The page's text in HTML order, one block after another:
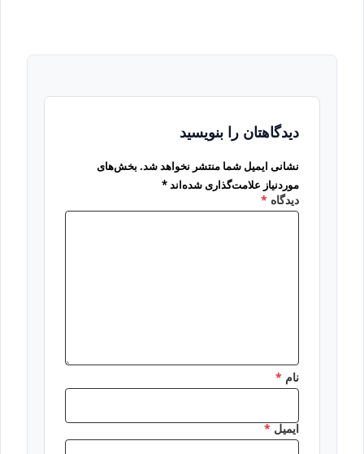
دیدگاهتان را بنویسید
نشانی ایمیل شما منتشر نخواهد شد. بخش‌های
موردنیاز علامت‌گذاری شده‌اند*
دیدگاه *
نام *
ایمیل*